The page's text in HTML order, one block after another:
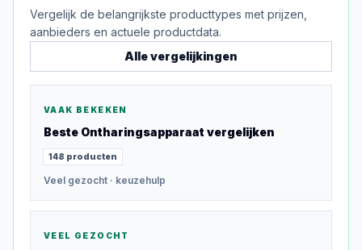
Vergelijk de belangrijkste producttypes met prijzen,
aanbieders en actuele productdata.
Alle vergelijkingen
VAAK BEKEKEN
Beste Ontharingsapparaat vergelijken
148 producten
Veel gezocht · keuzehulp
VEEL GEZOCHT